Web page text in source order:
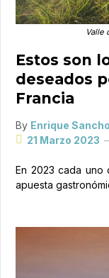
Valle
Estos son
deseados
Francia
By Enrique Sancho
21 Marzo 2023
En 2023 cada uno
apuesta